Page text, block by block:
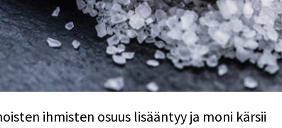
ihmisten osuus lisääntyy ja moni kärsii